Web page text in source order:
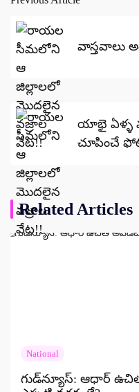
navigation
వాస్తవాలు
యాభై ఏళ్ళ
చూపించే
Related Articles
National
గుడ్‌న్యూస్: ఆధార్